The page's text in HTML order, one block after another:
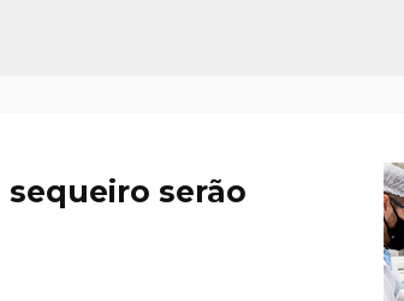
sequeiro serão